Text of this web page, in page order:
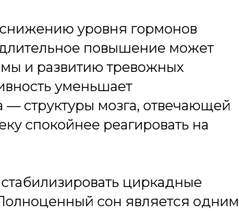
уровня гормонов
повышение может
и развитию тревожных
уменьшает
— структуры мозга, отвечающей
спокойнее реагировать на
циркадные
сон является одним